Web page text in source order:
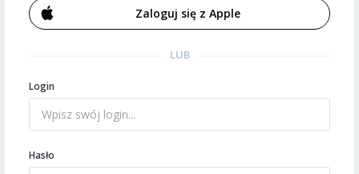
Zaloguj się z Apple
LUB
Login
Hasło